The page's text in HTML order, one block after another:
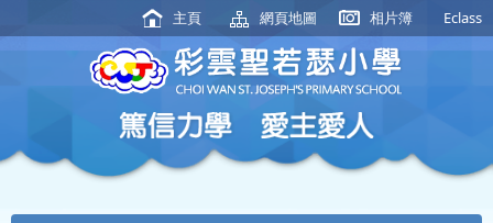
主頁 網頁地圖 相片簿 Eclass